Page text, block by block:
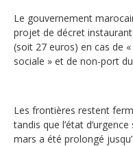
Le gouvernement
projet de décret
(soit 27 euros) en cas de
sociale » et de non-port
Les frontières restent
tandis que l’état
mars a été prolongé